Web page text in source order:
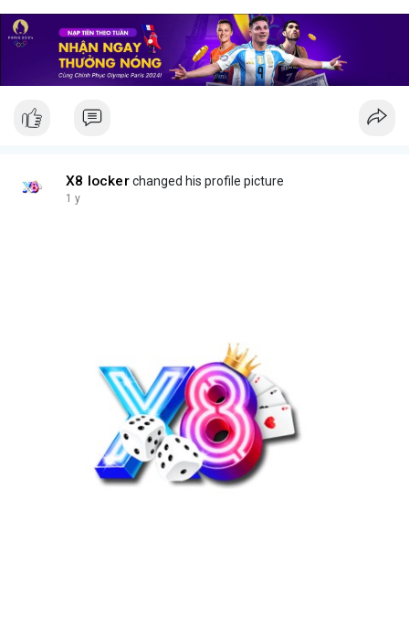
X8 lockerchanged his profile picture
1 y